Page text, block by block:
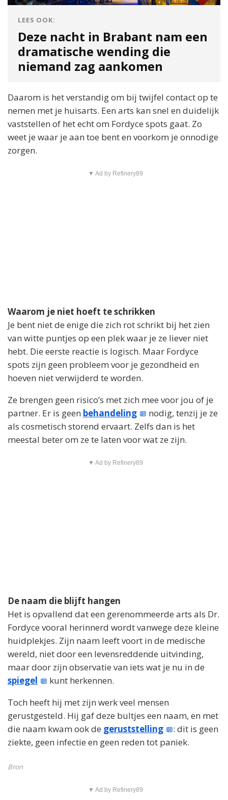
LEES OOK:
Deze nacht in Brabant nam een
dramatische wending die
niemand zag aankomen
Daarom is het verstandig om bij twijfel contact op te
nemen met je huisarts. Een arts kan snel en duidelijk
vaststellen of het echt om Fordyce spots gaat. Zo
weet je waar je aan toe bent en voorkom je onnodige
zorgen.
▼ Ad by Refinery89
Waarom je niet hoeft te schrikken
Je bent niet de enige die zich rot schrikt bij het zien
van witte puntjes op een plek waar je ze liever niet
hebt. Die eerste reactie is logisch. Maar Fordyce
spots zijn geen probleem voor je gezondheid en
hoeven niet verwijderd te worden.
Ze brengen geen risico’s met zich mee voor jou of je
partner. Er is geen behandeling
nodig, tenzij je ze
als cosmetisch storend ervaart. Zelfs dan is het
meestal beter om ze te laten voor wat ze zijn.
▼ Ad by Refinery89
De naam die blijft hangen
Het is opvallend dat een gerenommeerde arts als Dr.
Fordyce vooral herinnerd wordt vanwege deze kleine
huidplekjes. Zijn naam leeft voort in de medische
wereld, niet door een levensreddende uitvinding,
maar door zijn observatie van iets wat je nu in de
spiegel
kunt herkennen.
Toch heeft hij met zijn werk veel mensen
gerustgesteld. Hij gaf deze bultjes een naam, en met
die naam kwam ook de geruststelling
: dit is geen
ziekte, geen infectie en geen reden tot paniek.
Bron
▼ Ad by Refinery89